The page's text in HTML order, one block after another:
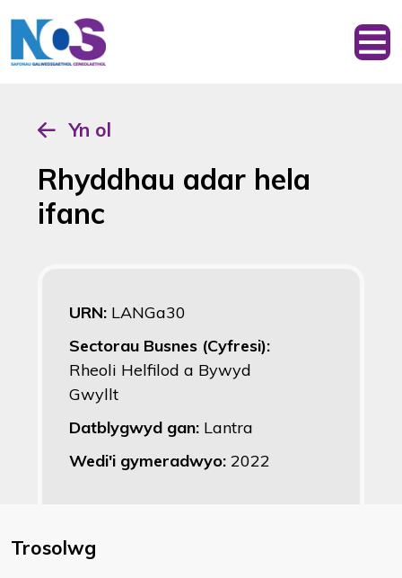
Yn ol
Rhyddhau adar hela
ifanc
URN: LANGa30
Sectorau Busnes (Cyfresi):
Rheoli Helfilod a Bywyd
Gwyllt
Datblygwyd gan: Lantra
Wedi'i gymeradwyo: 2022
Trosolwg